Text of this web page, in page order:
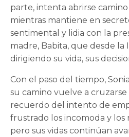
parte, intenta abrirse
mientras mantiene en
sentimental y lidia con la
madre, Babita, que desde
dirigiendo su vida, sus
Con el paso del tiempo,
su camino vuelve a cruzarse
recuerdo del intento de
frustrado los incomoda y los
pero sus vidas continúan